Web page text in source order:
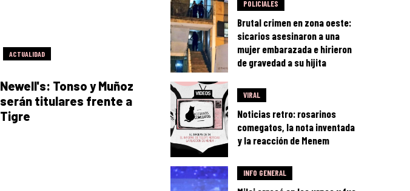
ACTUALIDAD
Newell's: Tonso y Muñoz
serán titulares frente a
Tigre
POLICIALES
Brutal crimen en zona oeste:
sicarios asesinaron a una
mujer embarazada e hirieron
de gravedad a su hijita
VIRAL
Noticias retro: rosarinos
comegatos, la nota inventada
y la reacción de Menem
INFO GENERAL